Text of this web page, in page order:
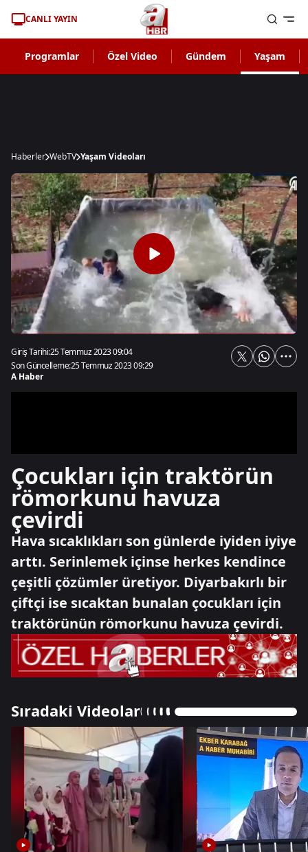
CANLI YAYIN
Programlar Özel Video Gündem Yaşam
Haberler WebTV Yaşam Videoları
Giriş Tarihi:25 Temmuz 2023 09:04
Son Güncelleme:25 Temmuz 2023 09:29
A Haber
Çocukları için traktörün
römorkunu havuza
çevirdi
Hava sıcaklıkları son günlerde iyiden iyiye
arttı. Serinlemek içinse herkes kendince
çeşitli çözümler üretiyor. Diyarbakırlı bir
çiftçi ise sıcaktan bunalan çocukları için
traktörünün römorkunu havuza çevirdi.
Sıradaki Videolar